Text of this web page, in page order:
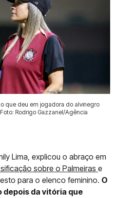
que deu em jogadora do alvinegro
Rodrigo Gazzanel/Agência
Lima, explicou o abraço em
sobre o Palmeiras e
para o elenco feminino. O
da vitória que